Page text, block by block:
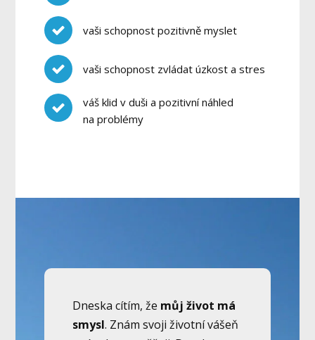
vaši schopnost pozitivně myslet
vaši schopnost zvládat úzkost a stres
váš klid v duši a pozitivní náhled
na problémy
Dneska cítím, že můj život má
smysl. Znám svoji životní vášeň